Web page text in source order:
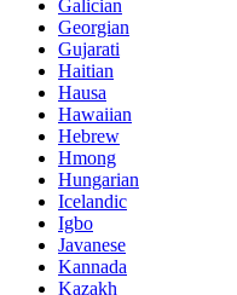
Galician
Georgian
Gujarati
Haitian
Hausa
Hawaiian
Hebrew
Hmong
Hungarian
Icelandic
Igbo
Javanese
Kannada
Kazakh